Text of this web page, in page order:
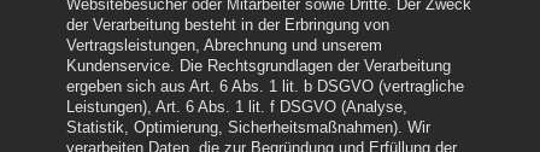
Websitebesucher oder Mitarbeiter sowie Dritte. Der Zweck
der Verarbeitung besteht in der Erbringung von
Vertragsleistungen, Abrechnung und unserem
Kundenservice. Die Rechtsgrundlagen der Verarbeitung
ergeben sich aus Art. 6 Abs. 1 lit. b DSGVO (vertragliche
Leistungen), Art. 6 Abs. 1 lit. f DSGVO (Analyse,
Statistik, Optimierung, Sicherheitsmaßnahmen). Wir
verarbeiten Daten, die zur Begründung und Erfüllung der